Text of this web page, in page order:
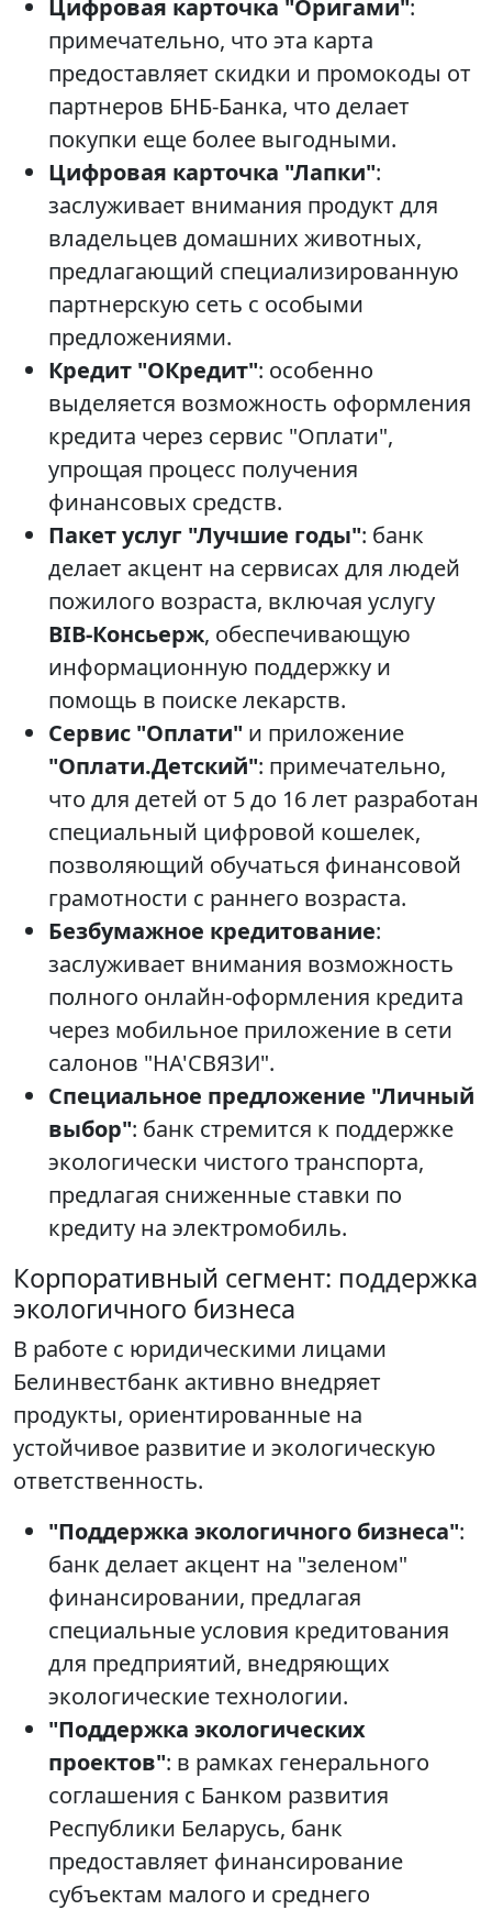
Цифровая карточка "Оригами":
примечательно, что эта карта
предоставляет скидки и промокоды от
партнеров БНБ-Банка, что делает
покупки еще более выгодными.
Цифровая карточка "Лапки":
заслуживает внимания продукт для
владельцев домашних животных,
предлагающий специализированную
партнерскую сеть с особыми
предложениями.
Кредит "ОКредит": особенно
выделяется возможность оформления
кредита через сервис "Оплати",
упрощая процесс получения
финансовых средств.
Пакет услуг "Лучшие годы": банк
делает акцент на сервисах для людей
пожилого возраста, включая услугу
BIB-Консьерж, обеспечивающую
информационную поддержку и
помощь в поиске лекарств.
Сервис "Оплати" и приложение
"Оплати.Детский": примечательно,
что для детей от 5 до 16 лет разработан
специальный цифровой кошелек,
позволяющий обучаться финансовой
грамотности с раннего возраста.
Безбумажное кредитование:
заслуживает внимания возможность
полного онлайн-оформления кредита
через мобильное приложение в сети
салонов "НА'СВЯЗИ".
Специальное предложение "Личный
выбор": банк стремится к поддержке
экологически чистого транспорта,
предлагая сниженные ставки по
кредиту на электромобиль.
Корпоративный сегмент: поддержка
экологичного бизнеса
В работе с юридическими лицами
Белинвестбанк активно внедряет
продукты, ориентированные на
устойчивое развитие и экологическую
ответственность.
"Поддержка экологичного бизнеса":
банк делает акцент на "зеленом"
финансировании, предлагая
специальные условия кредитования
для предприятий, внедряющих
экологические технологии.
"Поддержка экологических
проектов": в рамках генерального
соглашения с Банком развития
Республики Беларусь, банк
предоставляет финансирование
субъектам малого и среднего